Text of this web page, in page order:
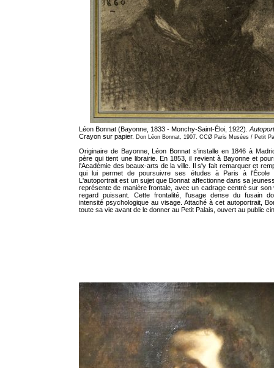
Léon Bonnat (Bayonne, 1833 - Monchy-Saint-Éloi, 1922).
Crayon sur papier. Don Léon Bonnat, 1907. CCØ Paris Musées / Petit
Originaire de Bayonne, Léon Bonnat s'installe en 1846 à
père qui tient une librairie. En 1853, il revient à Bayonne et
l'Académie des beaux-arts de la ville. Il s'y fait remarquer et
qui lui permet de poursuivre ses études à Paris à l'École
L'autoportrait est un sujet que Bonnat affectionne dans sa
représente de manière frontale, avec un cadrage centré sur son
regard puissant. Cette frontalité, l'usage dense du fusain
intensité psychologique au visage. Attaché à cet autoportrait,
toute sa vie avant de le donner au Petit Palais, ouvert au public